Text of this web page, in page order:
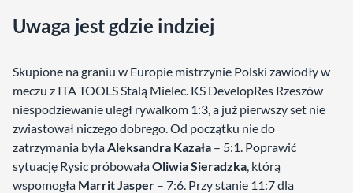
Uwaga jest gdzie indziej
Skupione na graniu w Europie mistrzynie Polski zawiodły w
meczu z ITA TOOLS Stalą Mielec. KS DevelopRes Rzeszów
niespodziewanie uległ rywalkom 1:3, a już pierwszy set nie
zwiastował niczego dobrego. Od początku nie do
zatrzymania byłaAleksandra Kazała – 5:1. Poprawić
sytuację Rysic próbowałaOliwia Sieradzka, którą
wspomogła Marrit Jasper – 7:6. Przy stanie 11:7 dla